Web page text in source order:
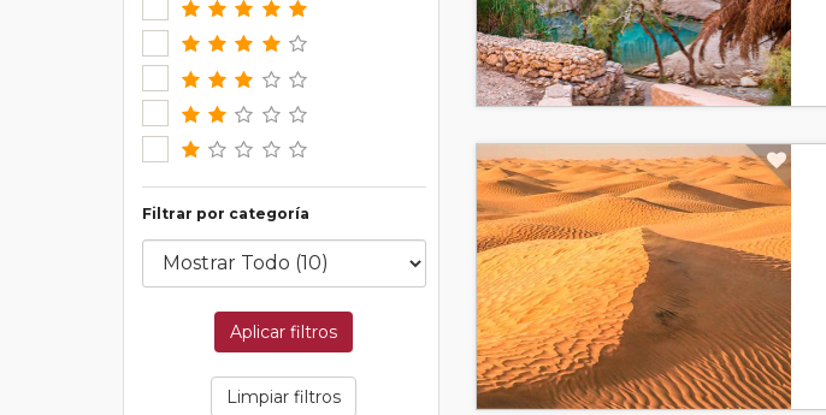
Filtrar por categoría
Aplicar filtros
Limpiar filtros